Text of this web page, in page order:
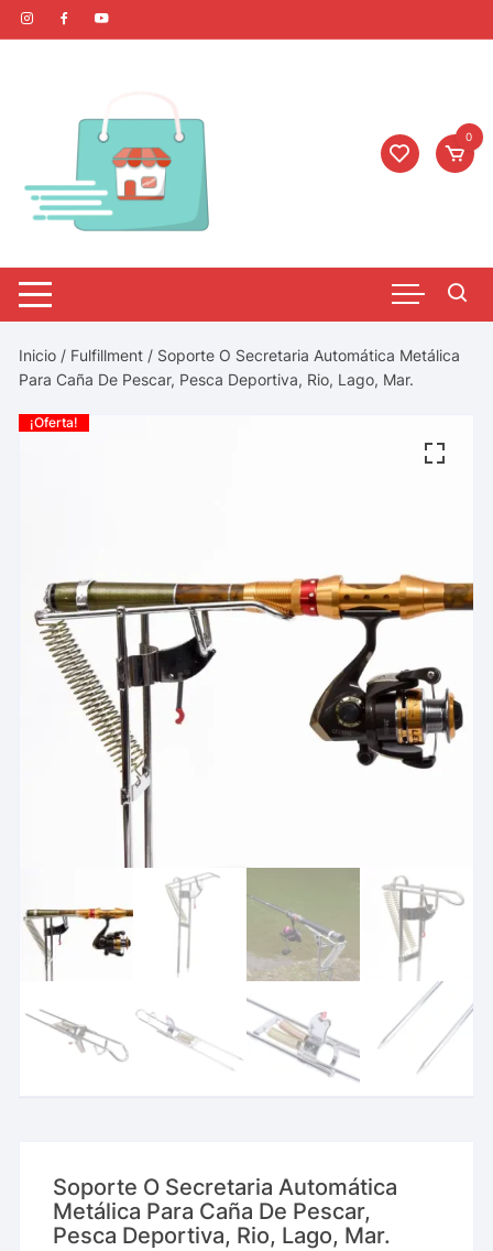
0
Inicio / Fulfillment / Soporte O Secretaria Automática Metálica
Para Caña De Pescar, Pesca Deportiva, Rio, Lago, Mar.
¡Oferta!
Soporte O Secretaria Automática
Metálica Para Caña De Pescar,
Pesca Deportiva, Rio, Lago, Mar.